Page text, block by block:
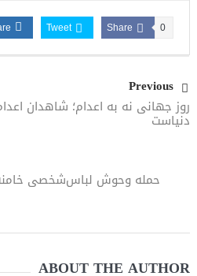
Share 0
Tweet
Previous
روز جهانی نه به اعدام؛ شاهدان
دنیاست
حمله وحوش لباس‌شخصی
ABOUT THE AUTHOR